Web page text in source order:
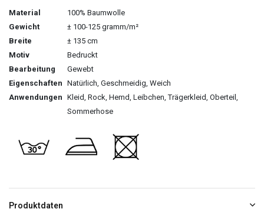
Material
100% Baumwolle
Gewicht
± 100-125 gramm/m²
Breite
± 135 cm
Motiv
Bedruckt
Bearbeitung
Gewebt
Eigenschaften Natürlich, Geschmeidig, Weich
Anwendungen Kleid, Rock, Hemd, Leibchen, Trägerkleid, Oberteil,
Sommerhose
Produktdaten